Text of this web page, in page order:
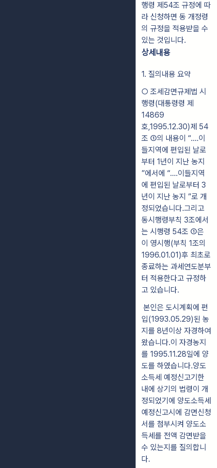
행령 제54조 규정에 따
라 신청하면 동 개정령
의 규정을 적용받을 수
있는 것입니다.
상세내용
1. 질의내용 요약
○ 조세감면규제법 시
행령(대통령령 제
14869
호,1995.12.30)제 54
조 ①의 내용이 “....이
들지역에 편입된 날로
부터 1년이 지난 농지
”에서에 “....이들지역
에 편입된 날로부터 3
년이 지난 농지 ”로 개
정되었습니다.그리고
동시행령부칙 3조에서
는 시행령 54조 ①은
이 영시행(부칙 1조의
1996.01.01)후 최초로
종료하는 과세연도분부
터 적용한다고 규정하
고 있습니다.
본인은 도시계획에 편
입(1993.05.29)된 농
지를 8년이상 자경하여
왔습니다.이 자경농지
를 1995.11.28일에 양
도를 하였습니다.양도
소득세 예정신고기한
내에 상기의 법령이 개
정되었기에 양도소득세
예정신고시에 감면신청
서를 첨부시켜 양도소
득세를 전액 감면받을
수 있는지를 질의합니
다.